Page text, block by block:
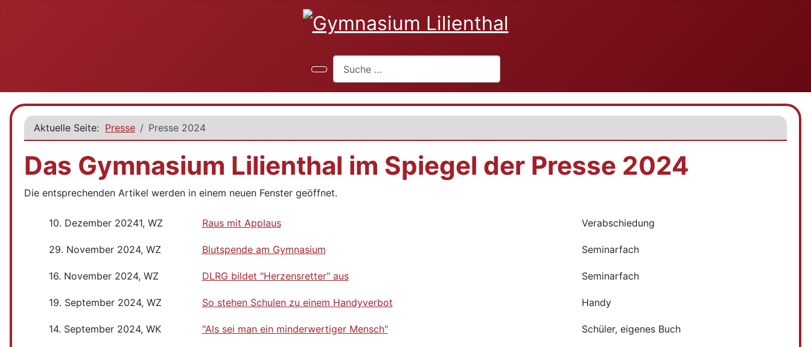
Aktuelle Seite: Presse Presse 2024
Das Gymnasium Lilienthal im Spiegel der Presse 2024
Die entsprechenden Artikel werden in einem neuen Fenster geöffnet.
10. Dezember 20241, WZ Raus mit Applaus Verabschiedung
29. November 2024, WZ Blutspende am Gymnasium Seminarfach
16. November 2024, WZ DLRG bildet "Herzensretter" aus Seminarfach
19. September 2024, WZ So stehen Schulen zu einem Handyverbot Handy
14. September 2024, WK "Als sei man ein minderwertiger Mensch" Schüler, eigenes Buch